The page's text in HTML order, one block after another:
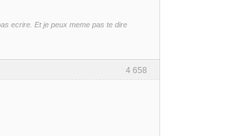
ecrire. Et je peux meme pas te dire
4 658